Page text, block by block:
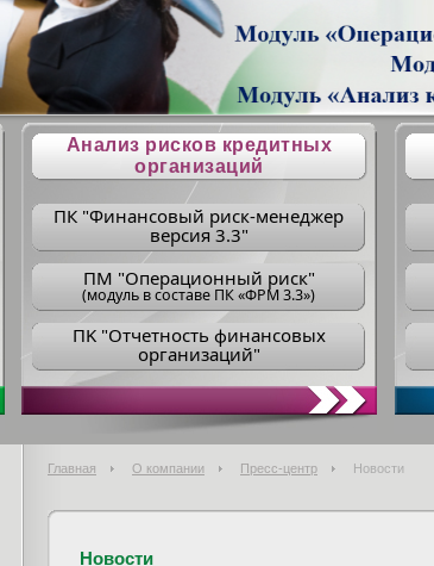
Анализ рисков кредитных
организаций
ПК "Финансовый риск-менеджер
версия 3.3"
ПM "Операционный риск"
(модуль в составе ПК «ФРМ 3.3»)
ПK "Отчетность финансовых
организаций"
Главная О компании Пресс-центр Новости
Новости